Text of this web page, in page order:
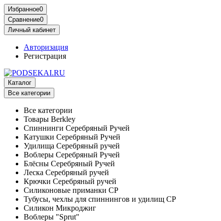
Избранное0
Сравнение0
Личный кабинет
Авторизация
Регистрация
Каталог
Все категории
Все категории
Товары Berkley
Спиннинги Серебряный Ручей
Катушки Серебряный Ручей
Удилища Серебряный ручей
Воблеры Серебряный Ручей
Блёсны Серебряный Ручей
Леска Серебряный ручей
Крючки Серебряный ручей
Силиконовые приманки СР
Тубусы, чехлы для спиннингов и удилищ СР
Силикон Микроджиг
Воблеры "Sprut"